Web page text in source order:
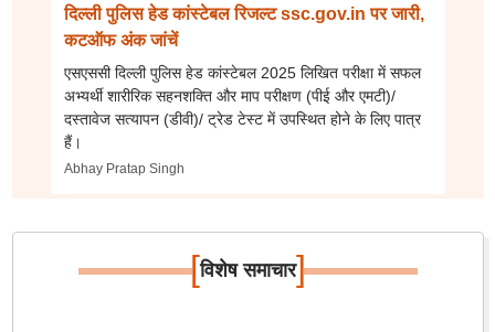
दिल्ली पुलिस हेड कांस्टेबल रिजल्ट ssc.gov.in पर जारी,
कटऑफ अंक जांचें
एसएससी दिल्ली पुलिस हेड कांस्टेबल 2025 लिखित परीक्षा में सफल
अभ्यर्थी शारीरिक सहनशक्ति और माप परीक्षण (पीई और एमटी)/
दस्तावेज सत्यापन (डीवी)/ ट्रेड टेस्ट में उपस्थित होने के लिए पात्र
हैं।
Abhay Pratap Singh
[विशेष समाचार]